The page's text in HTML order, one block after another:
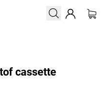
cassette